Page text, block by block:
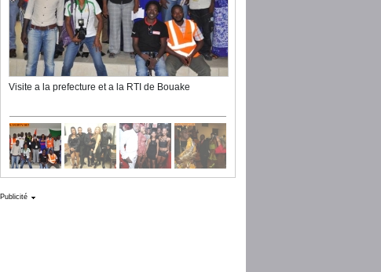
Visite a la prefecture et a la RTI de Bouake
Publicité